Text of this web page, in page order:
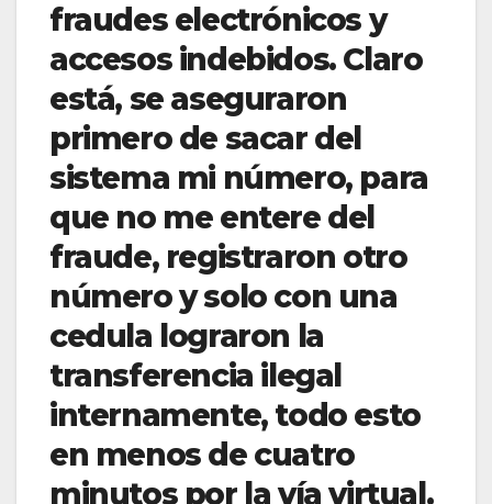
fraudes electrónicos y
accesos indebidos. Claro
está, se aseguraron
primero de sacar del
sistema mi número, para
que no me entere del
fraude, registraron otro
número y solo con una
cedula lograron la
transferencia ilegal
internamente, todo esto
en menos de cuatro
minutos por la vía virtual.